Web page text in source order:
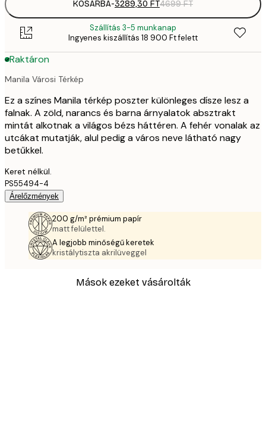
KOSÁRBA-3289,30 FT4699 FT
Szállítás 3-5 munkanap
Ingyenes kiszállítás 18 900 Ft felett
Raktáron
Manila Városi Térkép
Ez a színes Manila térkép poszter különleges dísze lesz a
falnak. A zöld, narancs és barna árnyalatok absztrakt
mintát alkotnak a világos bézs háttéren. A fehér vonalak az
utcákat mutatják, alul pedig a város neve látható nagy
betűkkel.
Keret nélkül.
PS55494-4
Árelőzmények
200 g/m² prémium papír
matt felülettel.
A legjobb minőségű keretek
kristálytiszta akrilüveggel
Mások ezeket vásárolták